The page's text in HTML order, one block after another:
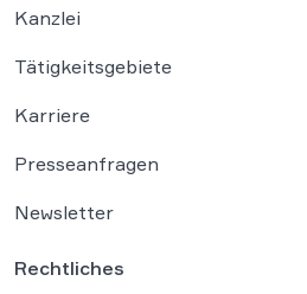
Kanzlei
Tätigkeitsgebiete
Karriere
Presseanfragen
Newsletter
Rechtliches